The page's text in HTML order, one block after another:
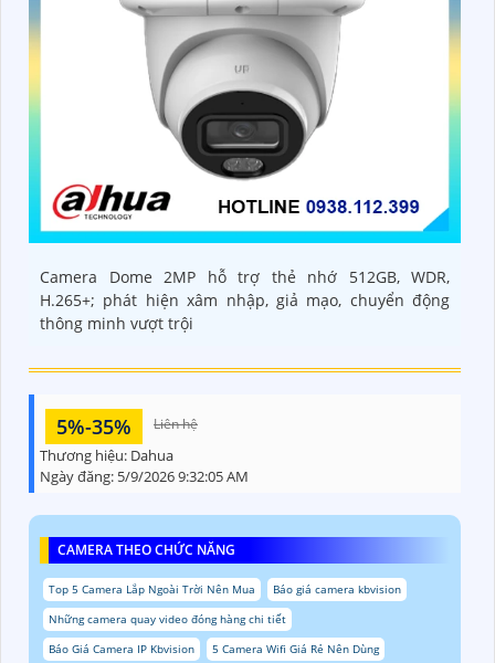
Camera Dome 2MP hỗ trợ thẻ nhớ 512GB, WDR,
H.265+; phát hiện xâm nhập, giả mạo, chuyển động
thông minh vượt trội
5%-35% Liên hệ
Thương hiệu: Dahua
Ngày đăng: 5/9/2026 9:32:05 AM
CAMERA THEO CHỨC NĂNG
Top 5 Camera Lắp Ngoài Trời Nên Mua
Báo giá camera kbvision
Những camera quay video đóng hàng chi tiết
Báo Giá Camera IP Kbvision
5 Camera Wifi Giá Rẻ Nên Dùng